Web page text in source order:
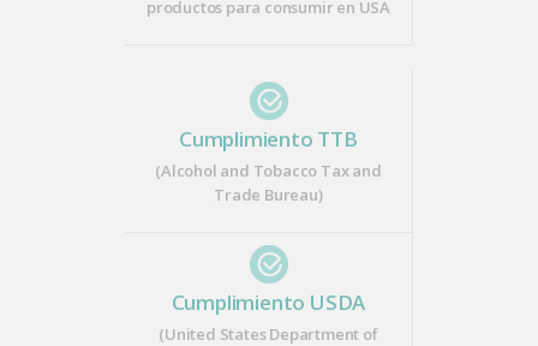
productos para consumir en USA
Cumplimiento TTB
(Alcohol and Tobacco Tax and
Trade Bureau)
Cumplimiento USDA
(United States Department of